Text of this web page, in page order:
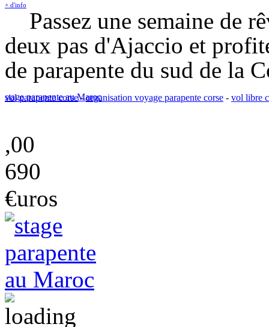
+ d'info
Passez une semaine de
deux pas d'Ajaccio et
de parapente du sud de la
vol parapente corse-organisation voyage parapente corse - vol libre
stage parapente au Maroc
,00
690
€uros